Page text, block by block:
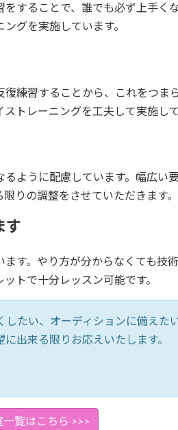
することで、誰でも必ず上手く
グを実施しています。
練習することから、これをつま
トレーニングを工夫して実施して
ように配慮しています。幅広い
りの調整をさせていただきます。
す
す。やり方が分からなくても技
トで十分レッスン可能です。
たい、オーディションに備えた
出来る限りお応えいたします。
覧はこちら >>>